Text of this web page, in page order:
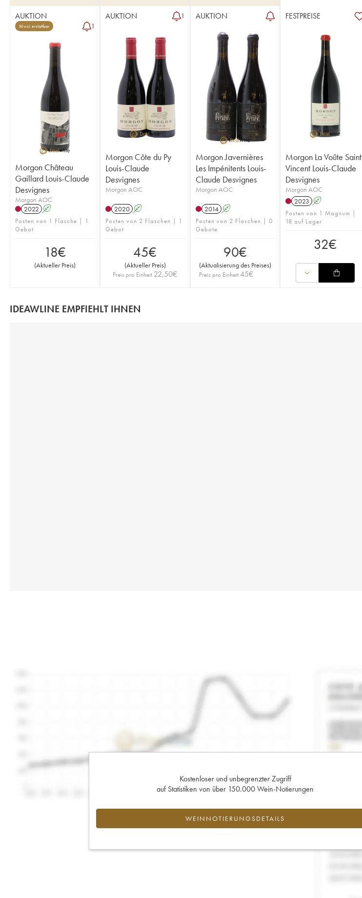
AUKTION
Mwst. erstattbar 1
Morgon Château
Gaillard Louis-Claude
Desvignes
Morgon AOC
2022 A
Posten von 1 Flasche | 1
Gebot
18€
(Aktueller Preis)
AUKTION 1
Morgon Côte du Py
Louis-Claude
Desvignes
Morgon AOC
2020 A
Posten von 2 Flaschen | 1
Gebot
45€
(Aktueller Preis)
Preis pro Einheit 22,50€
AUKTION
Morgon Javernières
Les Impénitents Louis-
Claude Desvignes
Morgon AOC
2014 A
Posten von 2 Flaschen | 0
Gebote
90€
(Aktualisierung des Preises)
Preis pro Einheit45€
FESTPREISE
Morgon La Voûte Saint
Vincent Louis-Claude
Desvignes
Morgon AOC
2023 A
Posten von 1 Magnum |
18 auf Lager
32€
IDEAWLINE EMPFIEHLT IHNEN
Kostenloser und unbegrenzter Zugriff
auf Statistiken von über 150.000 Wein-Notierungen
WEINNOTIERUNGSDETAILS